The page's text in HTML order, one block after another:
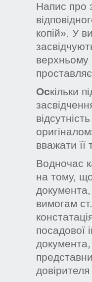
Напис про
копій». У
верхньому
Оскільки
вважати
Водночас
на тому, що
вимогам
посадової